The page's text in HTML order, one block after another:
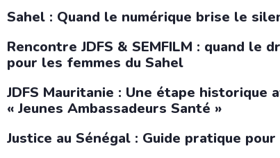
Sahel : Quand le numérique brise le
Rencontre JDFS & SEMFILM : quand le
pour les femmes du Sahel
JDFS Mauritanie : Une étape historique
« Jeunes Ambassadeurs Santé »
Justice au Sénégal : Guide pratique